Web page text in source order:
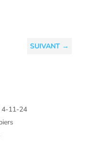
SUIVANT →
4-11-24